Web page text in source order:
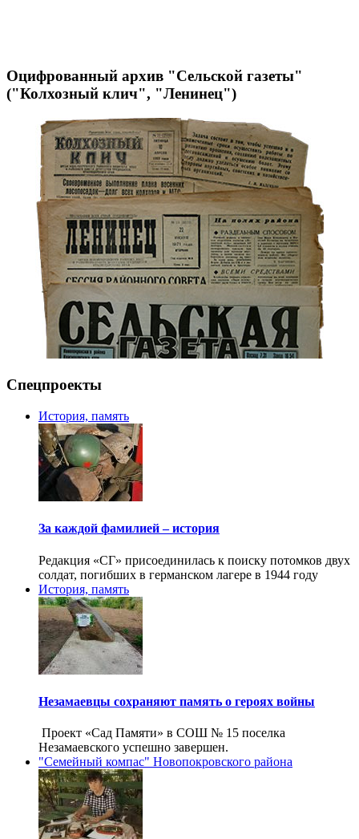
Оцифрованный архив "Сельской газеты"
("Колхозный клич", "Ленинец")
Спецпроекты
История, память
За каждой фамилией – история
Редакция «СГ» присоединилась к поиску потомков двух
солдат, погибших в германском лагере в 1944 году
История, память
Незамаевцы сохраняют память о героях войны
Проект «Сад Памяти» в СОШ № 15 поселка
Незамаевского успешно завершен.
"Семейный компас" Новопокровского района